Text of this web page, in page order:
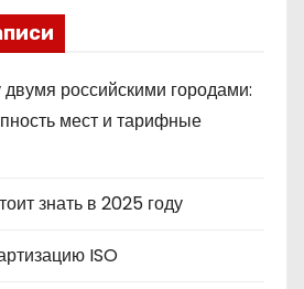
российскими городами:
мест и тарифные
знать в 2025 году
ISO